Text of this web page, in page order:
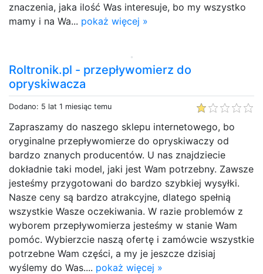
znaczenia, jaka ilość Was interesuje, bo my wszystko
mamy i na Wa... pokaż więcej »
Roltronik.pl - przepływomierz do
opryskiwacza
Dodano: 5 lat 1 miesiąc temu
Zapraszamy do naszego sklepu internetowego, bo
oryginalne przepływomierze do opryskiwaczy od
bardzo znanych producentów. U nas znajdziecie
dokładnie taki model, jaki jest Wam potrzebny. Zawsze
jesteśmy przygotowani do bardzo szybkiej wysyłki.
Nasze ceny są bardzo atrakcyjne, dlatego spełnią
wszystkie Wasze oczekiwania. W razie problemów z
wyborem przepływomierza jesteśmy w stanie Wam
pomóc. Wybierzcie naszą ofertę i zamówcie wszystkie
potrzebne Wam części, a my je jeszcze dzisiaj
wyślemy do Was.... pokaż więcej »